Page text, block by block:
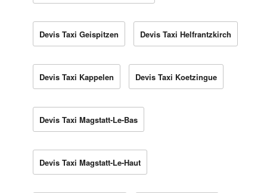
Devis Taxi Geispitzen Devis Taxi Helfrantzkirch
Devis Taxi Kappelen Devis Taxi Koetzingue
Devis Taxi Magstatt-Le-Bas
Devis Taxi Magstatt-Le-Haut